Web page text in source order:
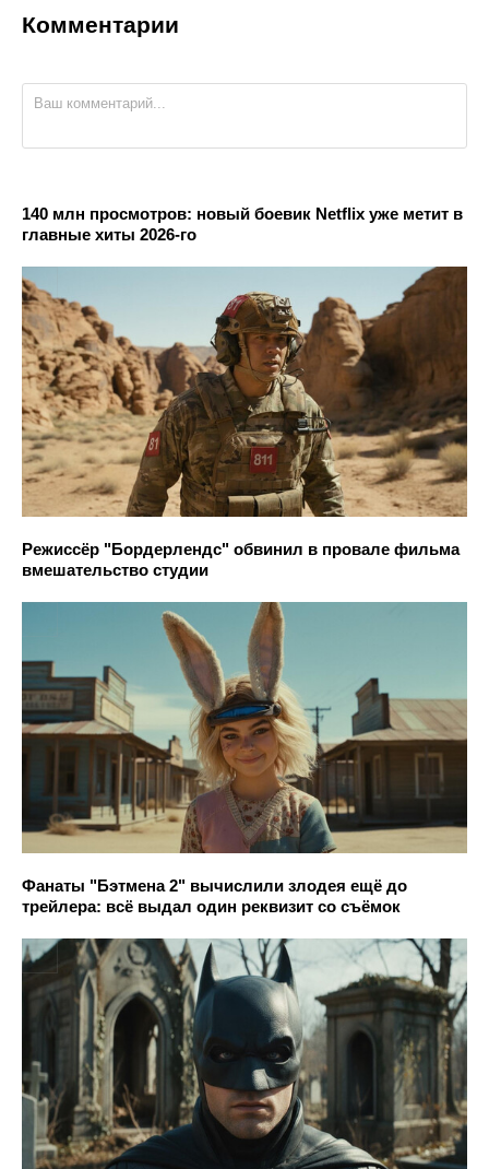
Комментарии
140 млн просмотров: новый боевик Netflix уже метит в
главные хиты 2026-го
Режиссёр "Бордерлендс" обвинил в провале фильма
вмешательство студии
Фанаты "Бэтмена 2" вычислили злодея ещё до
трейлера: всё выдал один реквизит со съёмок